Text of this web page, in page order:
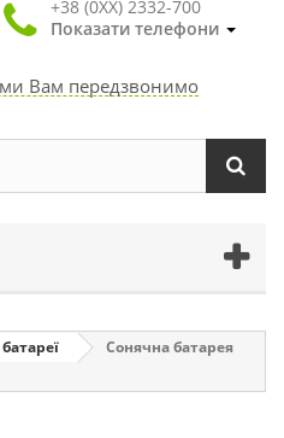
+38 (0XX) 2332-700
Показати телефони
Вам передзвонимо
Сонячна батарея